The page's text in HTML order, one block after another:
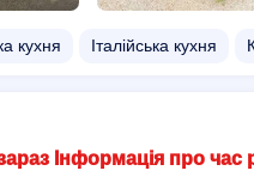
кухня Італійська кухня
Інформація про час